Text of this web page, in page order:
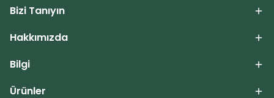
Bizi Tanıyın
Hakkımızda
Bilgi
Ürünler